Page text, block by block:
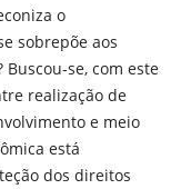
o
sobrepõe aos
se, com este
realização de
e meio
está
dos direitos